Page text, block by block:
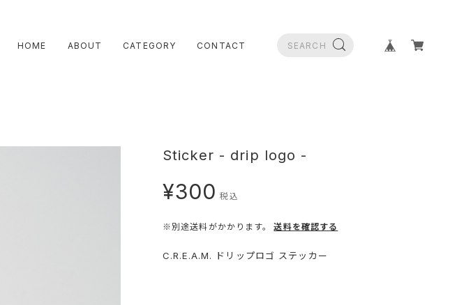
HOME ABOUT CATEGORY CONTACT
Sticker - drip logo -
¥300 税込
※別途送料がかかります。 送料を確認する
C.R.E.A.M. ドリップロゴ ステッカー